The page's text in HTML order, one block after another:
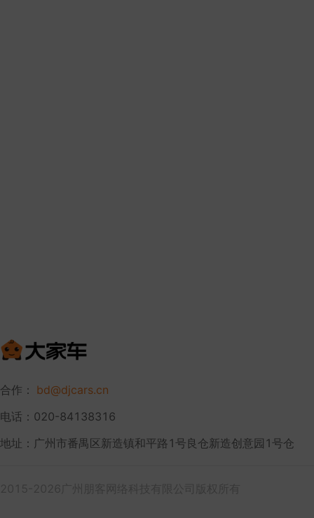
合作： bd@djcars.cn
电话：020-84138316
地址：广州市番禺区新造镇和平路1号良仓新造创意园1号仓